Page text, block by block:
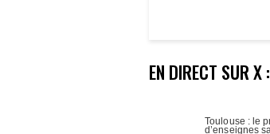
EN DIRECT SUR X :